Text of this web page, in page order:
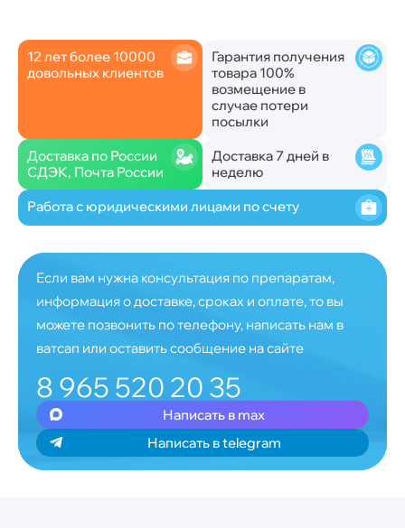
12 лет более 10000
довольных клиентов
Гарантия получения
товара 100%
возмещение в
случае потери
посылки
Доставка по России
СДЭК, Почта России
Доставка 7 дней в
неделю
Работа с юридическими лицами по счету
Если вам нужна консультация по препаратам,
информация о доставке, сроках и оплате, то вы
можете позвонить по телефону, написать нам в
ватсап или оставить сообщение на сайте
8 965 520 20 35
Написать в max
Написать в telegram